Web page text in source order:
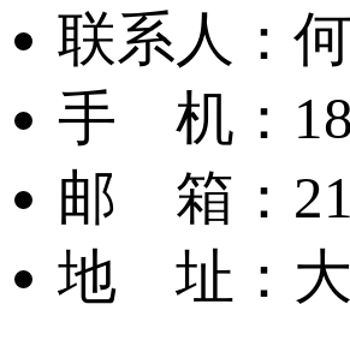
联系人：‬
手 机：
邮 箱：‬
地 址：大